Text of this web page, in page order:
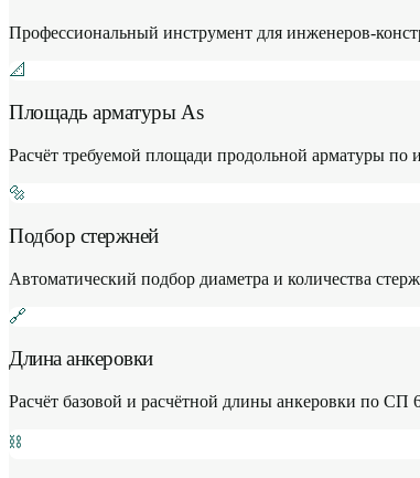
Профессиональный инструмент для инженеров-
📐
Площадь арматуры As
Расчёт требуемой площади продольной арматуры
🔩
Подбор стержней
Автоматический подбор диаметра и количества
🔗
Длина анкеровки
Расчёт базовой и расчётной длины анкеровки по
⛓